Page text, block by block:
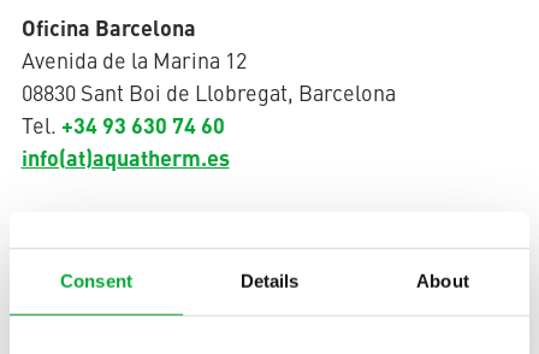
Consent Details About
AQUATHERM SERVICES
Ayudas a la
planificación
Descargas
Noticias
Oficina Barcelona
Avenida de la Marina 12
08830 Sant Boi de Llobregat, Barcelona
Tel. +34 93 630 74 60
info(at)aquatherm.es
Póngase en contacto con
Suscribirse al boletín de noticias